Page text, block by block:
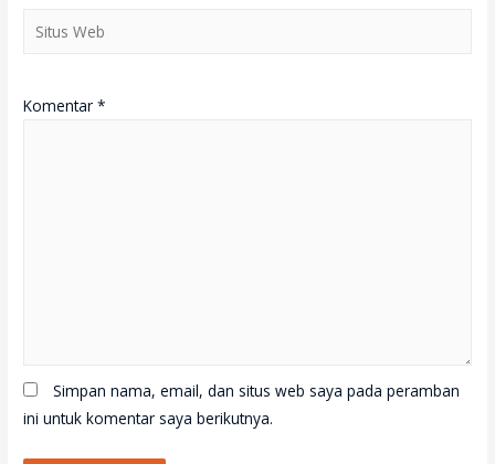
Situs
Komentar*
Simpan nama, email, dan situs web saya pada peramban
ini untuk komentar saya berikutnya.